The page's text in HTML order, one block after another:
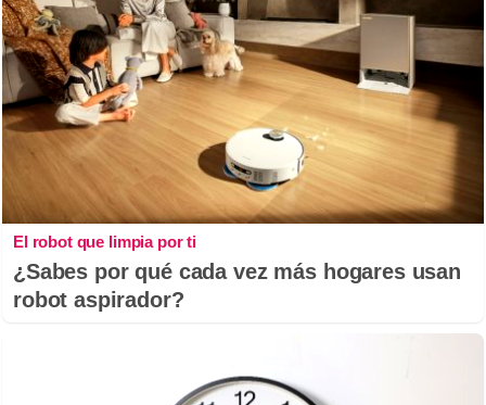
El robot que limpia por ti
¿Sabes por qué cada vez más hogares usan
robot aspirador?